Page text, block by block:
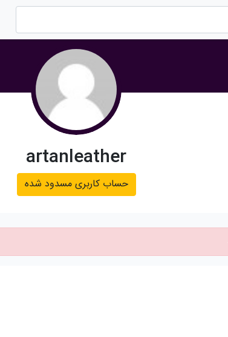
artanleather
حساب کاربری مسدود شده